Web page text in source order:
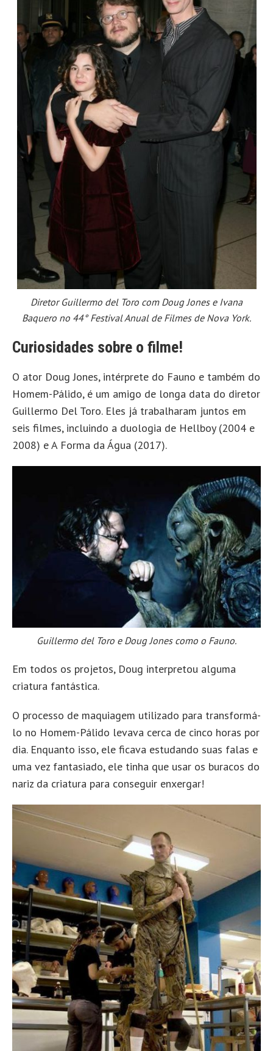
Diretor Guillermo del Toro com Doug Jones e Ivana
Baquero no 44° Festival Anual de Filmes de Nova York.
Curiosidades sobre o filme!
O ator Doug Jones, intérprete do Fauno e também do
Homem-Pálido, é um amigo de longa data do diretor
Guillermo Del Toro. Eles já trabalharam juntos em
seis filmes, incluindo a duologia de Hellboy (2004 e
2008) e A Forma da Água (2017).
Guillermo del Toro e Doug Jones como o Fauno.
Em todos os projetos, Doug interpretou alguma
criatura fantástica.
O processo de maquiagem utilizado para transformá-
lo no Homem-Pálido levava cerca de cinco horas por
dia. Enquanto isso, ele ficava estudando suas falas e
uma vez fantasiado, ele tinha que usar os buracos do
nariz da criatura para conseguir enxergar!